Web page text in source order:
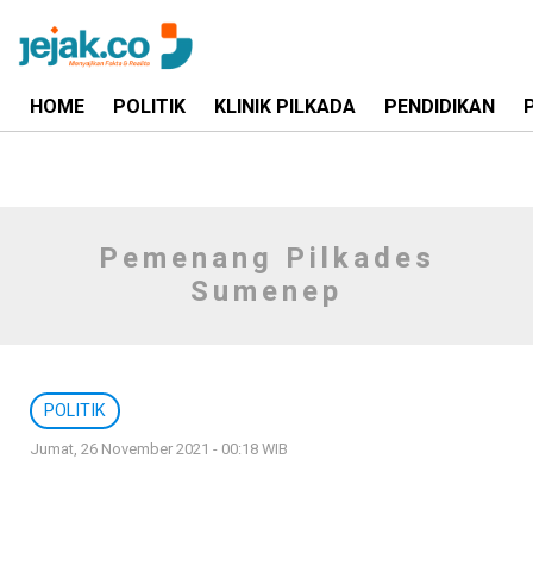
HOME POLITIK KLINIK PILKADA PENDIDIKAN
Pemenang Pilkades
Sumenep
POLITIK
Jumat, 26 November 2021 - 00:18 WIB